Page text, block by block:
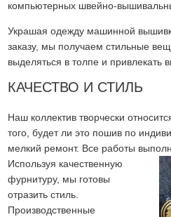
компьютерных швейно-
Украшая одежду машинной
заказу, мы получаем стильные
выделяться в толпе и привлекать
КАЧЕСТВО И СТИЛЬ
Наш коллектив творчески
того, будет ли это пошив по
мелкий ремонт. Все работы
Используя качественную
фурнитуру, мы готовы
отразить стиль.
Производственные